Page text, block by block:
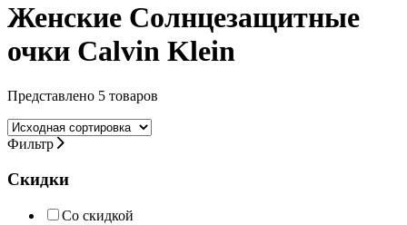
Женские Солнцезащитные
очки Calvin Klein
Представлено 5 товаров
Фильтр
Скидки
Со скидкой